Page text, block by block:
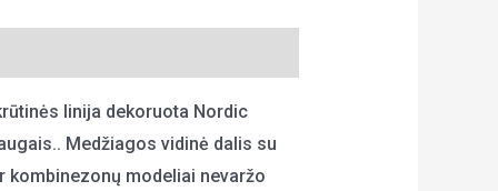
linija dekoruota Nordic
Medžiagos vidinė dalis su
kombinezonų modeliai nevaržo